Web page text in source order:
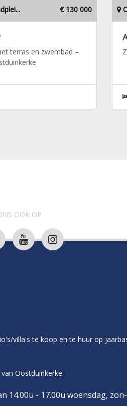
€ 130 000
terras en zwembad –
OOK OP
villa's te koop en te huur op
Oostduinkerke.
14.00u - 17.00u woensdag,